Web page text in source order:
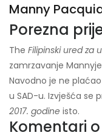
Manny
Porezna
The Filipinski ured za
zamrzavanje
Navodno je ne plaćao
u SAD-u. Izvješća se
2017. godine isto.
Komentari